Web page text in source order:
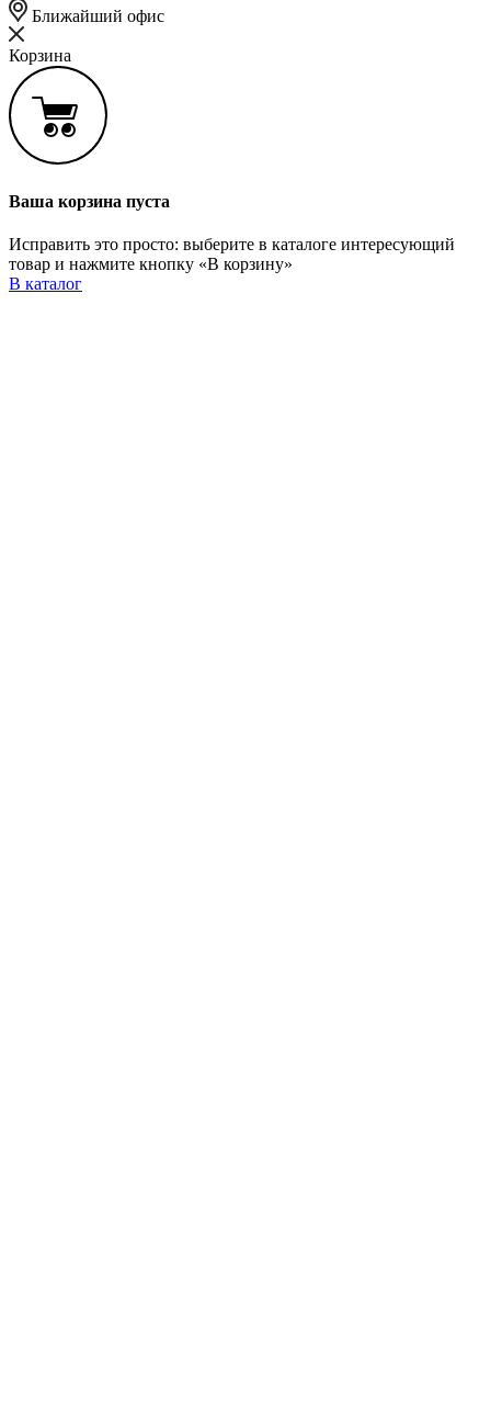
Ближайший офис
Корзина
Ваша корзина пуста
Исправить это просто: выберите в каталоге интересующий
товар и нажмите кнопку «В корзину»
В каталог